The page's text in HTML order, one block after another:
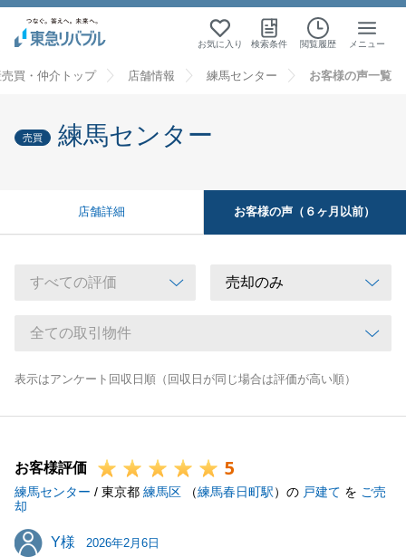
お気に入り 検索条件 閲覧履歴 メニュー
買・仲介トップ 店舗情報 練馬センター お客様の声一覧
売買 練馬センター
店舗詳細 お客様の声（６ヶ月以前）
表示はアンケート回収日順（回収日が同じ場合は評価が高い順）
お客様評価 5
練馬センター / 東京都 練馬区 （練馬春日町駅）の 戸建て を ご売
却
Y様
Y様 2026年2月6日